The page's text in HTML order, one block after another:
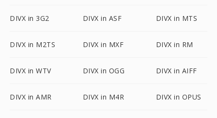
DIVX in 3G2 DIVX in ASF DIVX in MTS
DIVX in M2TS DIVX in MXF DIVX in RM
DIVX in WTV DIVX in OGG DIVX in AIFF
DIVX in AMR DIVX in M4R DIVX in OPUS